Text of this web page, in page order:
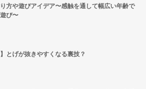
方や遊びアイデア〜感触を通して幅広い年齢で
び〜
】とげが抜きやすくなる裏技？